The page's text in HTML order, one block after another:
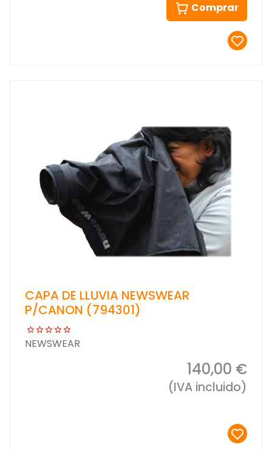
Comprar
CAPA DE LLUVIA NEWSWEAR
P/CANON (794301)
NEWSWEAR
140,00 €
(IVA incluido)